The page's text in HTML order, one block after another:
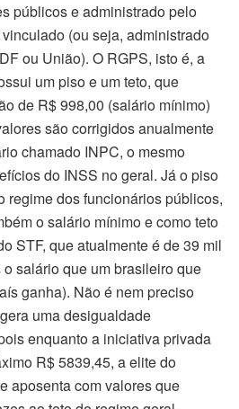
públicos e administrado pelo
(ou seja, administrado
ou União). O RGPS, isto é, a
um piso e um teto, que
de R$ 998,00 (salário mínimo)
são corrigidos anualmente
chamado INPC, o mesmo
do INSS no geral. Já o piso
regime dos funcionários públicos,
o salário mínimo e como teto
STF, que atualmente é de 39 mil
salário que um brasileiro que
ganha). Não é nem preciso
uma desigualdade
enquanto a iniciativa privada
R$ 5839,45, a elite do
aposenta com valores que